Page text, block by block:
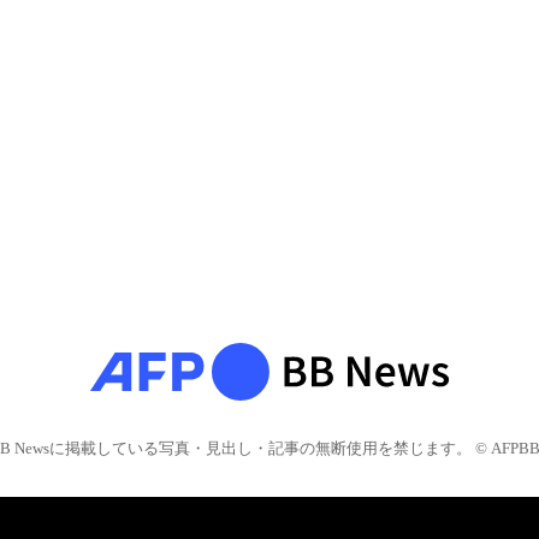
Newsに掲載している写真・見出し・記事の無断使用を禁じます。 © AFPBB